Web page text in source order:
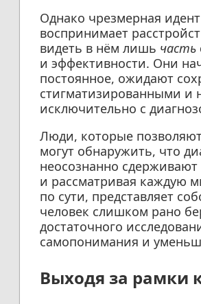
Однако чрезмерная
воспринимает
видеть в нём лишь часть
и эффективности. Они
постоянное, ожидают
стигматизированными и
исключительно с
Люди, которые позволяют
могут обнаружить, что
неосознанно
и рассматривая каждую
по сути, представляет
человек слишком рано
достаточного
самопонимания и
Выходя за рамки